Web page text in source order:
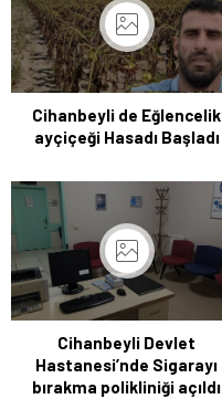
Cihanbeyli de Eğlencelik
ayçiçeği Hasadı Başladı
Cihanbeyli Devlet
Hastanesi’nde Sigarayı
bırakma polikliniği açıldı